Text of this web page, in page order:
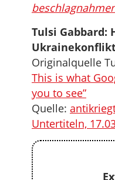
Tulsi Gabbard:
Originalquelle
This is what
you to see”
Quelle:
Untertiteln,